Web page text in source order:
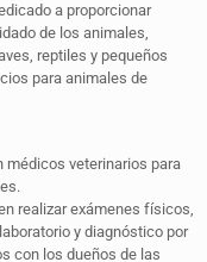
a proporcionar
de los animales,
reptiles y pequeños
para animales de
veterinarios para
realizar exámenes físicos,
y diagnóstico por
con los dueños de las